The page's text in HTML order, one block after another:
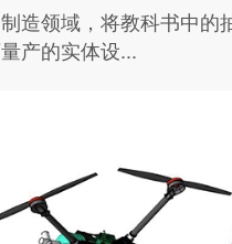
造领域，将教科书中的
产的实体设...